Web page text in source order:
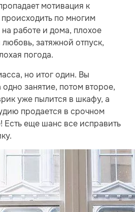
мотивация к
по многим
работе и дома, плохое
затяжной отпуск,
погода.
но итог один. Вы
одно занятие, потом второе,
уже пылится в шкафу, а
продается в срочном
Есть еще шанс все исправить